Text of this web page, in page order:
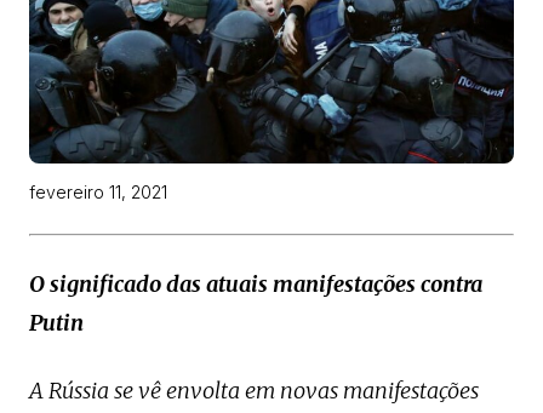
fevereiro 11, 2021
O significado das atuais manifestações contra
Putin
A Rússia se vê envolta em novas manifestações